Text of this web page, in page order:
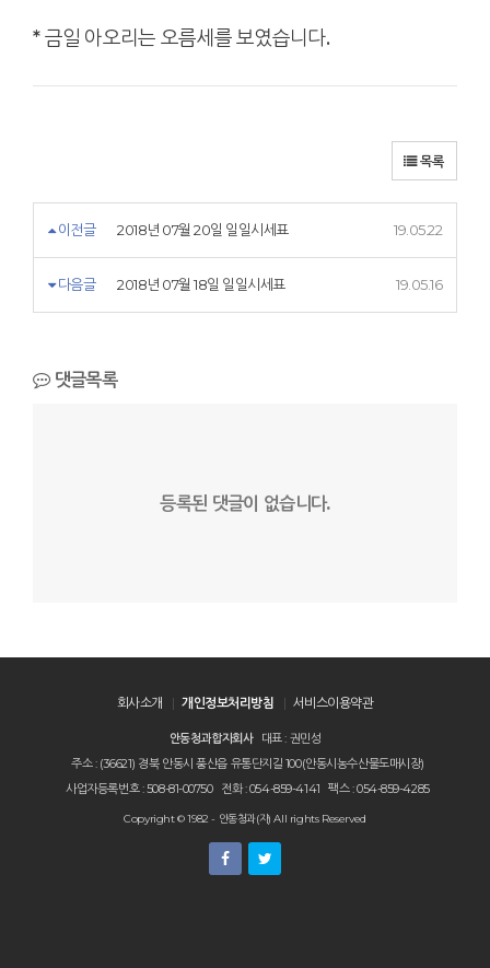
* 금일 아오리는 오름세를 보였습니다.
목록
이전글 2018년 07월 20일 일일시세표 19.05.22
다음글 2018년 07월 18일 일일시세표 19.05.16
댓글목록
등록된 댓글이 없습니다.
회사소개 개인정보처리방침 서비스이용약관
안동청과합자회사
대표 : 권민성
주소 : (36621) 경북 안동시 풍산읍 유통단지길 100(안동시농수산물도매시장)
사업자등록번호 : 508-81-00750
전화 : 054-859-4141 팩스 : 054-859-4285
Copyright © 1982 - 안동청과(자) All rights Reserved